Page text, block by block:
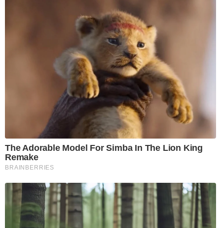
The Adorable Model For Simba In The Lion King
Remake
BRAINBERRIES